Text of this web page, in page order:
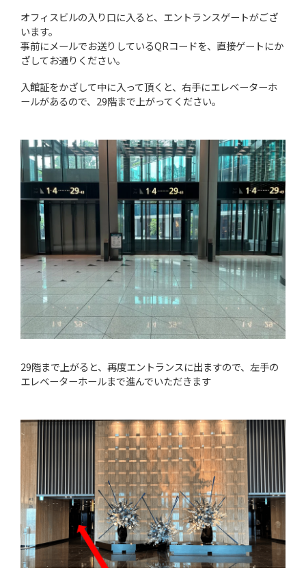
オフィスビルの入り口に入ると、エントランスゲートがござ
います。
事前にメールでお送りしているQRコードを、直接ゲートにか
ざしてお通りください。
入館証をかざして中に入って頂くと、右手にエレベーターホ
ールがあるので、29階まで上がってください。
29階まで上がると、再度エントランスに出ますので、左手の
エレベーターホールまで進んでいただきます